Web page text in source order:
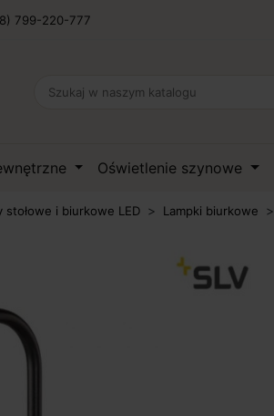
799-220-777
Oświetlenie szynowe
stołowe i biurkowe LED Lampki biurkowe